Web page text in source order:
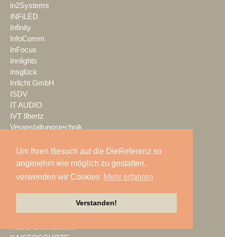
Um Ihren Besuch auf die DieReferenz so
angenehm wie möglich zu gestalten,
verwenden wir Cookies Mehr erfahren
Verstanden!
in2Systems
INFiLED
Infinity
InfoComm
InFocus
Innlights
insglück
Irrlicht GmbH
ISDV
IT AUDIO
IVT Ilbertz
Veranstaltungstechnik
Jazzunique
JB-Lighting
JTS